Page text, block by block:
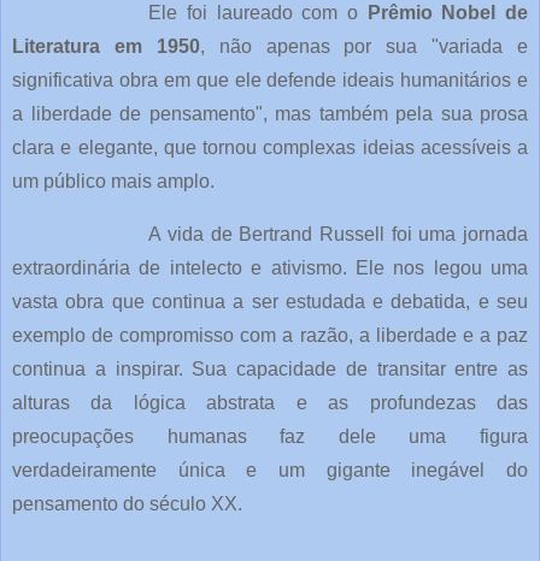
Ele foi laureado com o
Prêmio Nobel de
Literatura em 1950, não apenas por sua "variada e
significativa obra em que ele defende ideais humanitários e
a liberdade de pensamento", mas também pela sua prosa
clara e elegante, que tornou complexas ideias acessíveis a
um público mais amplo.
A vida de Bertrand Russell foi uma jornada
extraordinária de intelecto e ativismo. Ele nos legou uma
vasta obra que continua a ser estudada e debatida, e seu
exemplo de compromisso com a razão, a liberdade e a paz
continua a inspirar. Sua capacidade de transitar entre as
alturas da lógica abstrata e as profundezas das
preocupações humanas faz dele uma figura
verdadeiramente única e um gigante inegável do
pensamento do século XX.